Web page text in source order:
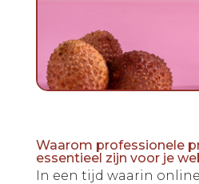
Waarom professionele
essentieel zijn voor je
In een tijd waarin